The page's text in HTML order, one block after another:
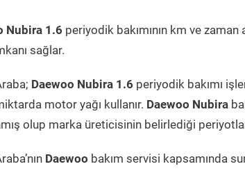
Nubira 1.6 periyodik bakımının km ve zaman
sağlar.
Daewoo Nubira 1.6 periyodik bakımı
motor yağı kullanır. Daewoo Nubira
olup marka üreticisinin belirlediği
Daewoo bakım servisi kapsamında